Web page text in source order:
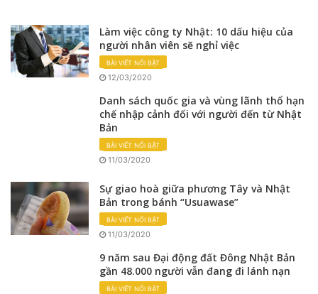
Làm việc công ty Nhật: 10 dấu hiệu của
người nhân viên sẽ nghỉ việc
BÀI VIẾT NỔI BẬT
12/03/2020
Danh sách quốc gia và vùng lãnh thổ hạn
chế nhập cảnh đối với người đến từ Nhật
Bản
BÀI VIẾT NỔI BẬT
11/03/2020
Sự giao hoà giữa phương Tây và Nhật
Bản trong bánh “Usuawase”
BÀI VIẾT NỔI BẬT
11/03/2020
9 năm sau Đại động đất Đông Nhật Bản
gần 48.000 người vẫn đang đi lánh nạn
BÀI VIẾT NỔI BẬT